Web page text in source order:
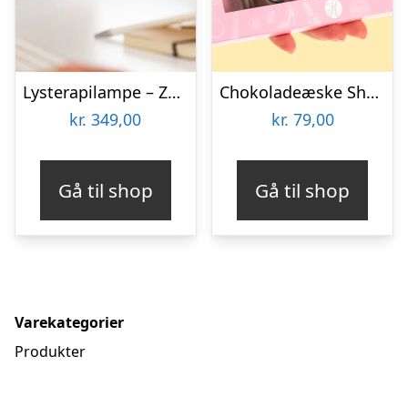
Lysterapilampe – Zenkuru
kr. 349,00
Gå til shop
Chokoladeæske Shopping
kr. 79,00
Gå til shop
Varekategorier
Produkter